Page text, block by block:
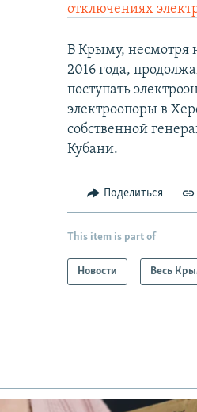
отключениях
В Крыму, несмотря
2016 года,
поступать
электроопоры в
собственной
Кубани.
Поделиться
This item is part of
Новости Весь